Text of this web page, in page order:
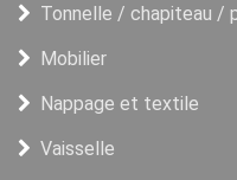
Tonnelle / chapiteau /
Mobilier
Nappage et textile
Vaisselle